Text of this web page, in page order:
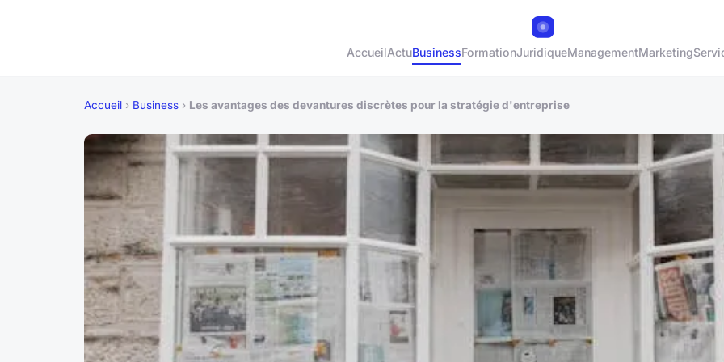
AccueilActuBusinessFormationJuridiqueManagementMarketing
Accueil › Business › Les avantages des devantures discrètes pour la stratégie d'entreprise